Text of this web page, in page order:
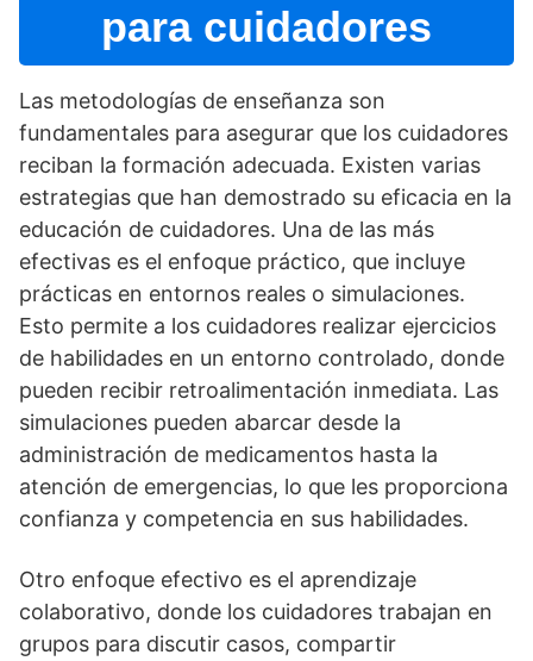
para cuidadores
Las metodologí­as de enseñanza son
fundamentales para asegurar que los cuidadores
reciban la formación adecuada. Existen varias
estrategias que han demostrado su eficacia en la
educación de cuidadores. Una de las más
efectivas es el enfoque práctico, que incluye
prácticas en entornos reales o simulaciones.
Esto permite a los cuidadores realizar ejercicios
de habilidades en un entorno controlado, donde
pueden recibir retroalimentación inmediata. Las
simulaciones pueden abarcar desde la
administración de medicamentos hasta la
atención de emergencias, lo que les proporciona
confianza y competencia en sus habilidades.
Otro enfoque efectivo es el aprendizaje
colaborativo, donde los cuidadores trabajan en
grupos para discutir casos, compartir